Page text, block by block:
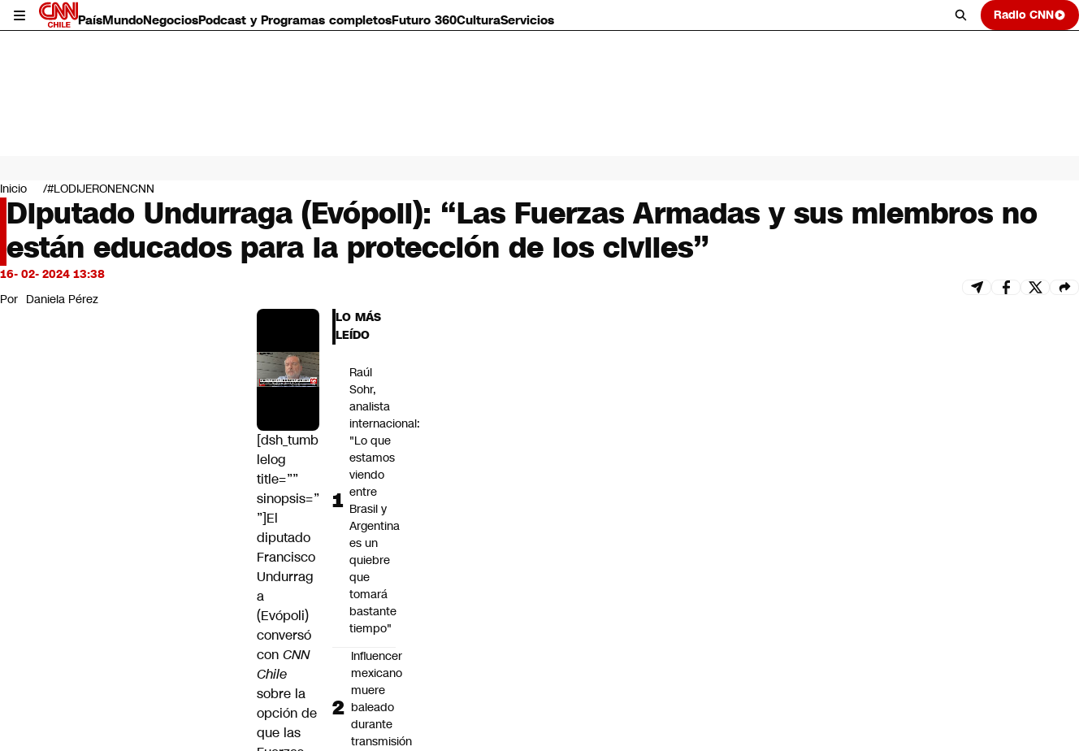
PaísMundoNegociosPodcast y Programas completosFuturo 360CulturaServicios Radio CNN
Mundo
Negocios
Deportes
Programas completos
Cultura
Servicios
Bits
CNN Data
Inicio #LODIJERONENCNN
Diputado Undurraga (Evópoli): “Las Fuerzas Armadas y sus miembros no
están educados para la protección de los civiles”
16- 02- 2024 13:38
Por Daniela Pérez
[dsh_tumb
lelog
title=””
sinopsis=”
”]El
diputado
Francisco
Undurrag
a
(Evópoli)
conversó
con CNN
Chile
sobre la
opción de
que las
LO MÁS
LEÍDO
Raúl
Sohr,
analista
internacional:
"Lo que
estamos
viendo
entre
Brasil y
Argentina
es un
quiebre
que
tomará
bastante
tiempo"
Influencer
mexicano
muere
baleado
durante
transmisión